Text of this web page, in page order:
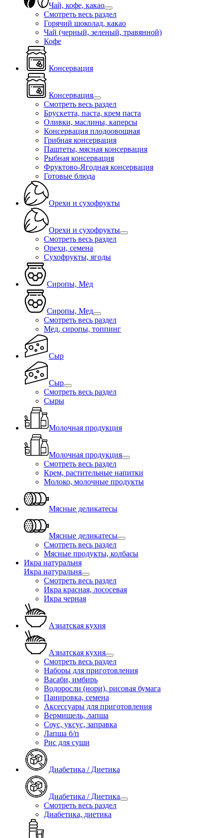
Чай, кофе, какао
Смотреть весь раздел
Горячий шоколад, какао
Чай (черный, зеленый, травянной)
Кофе
Консервация
Консервация
Смотреть весь раздел
Брускетта, паста, крем паста
Оливки, маслины, каперсы
Консервация плодоовощная
Грибная консервация
Паштеты, мясная консервация
Рыбная консервация
Фруктово-Ягодная консервация
Готовые блюда
Орехи и сухофрукты
Орехи и сухофрукты
Смотреть весь раздел
Орехи, семена
Сухофрукты, ягоды
Сиропы, Мед
Сиропы, Мед
Смотреть весь раздел
Мед, сиропы, топпинг
Сыр
Сыр
Смотреть весь раздел
Сыры
Молочная продукция
Молочная продукция
Смотреть весь раздел
Крем, растительные напитки
Молоко, молочные продукты
Мясные деликатесы
Мясные деликатесы
Смотреть весь раздел
Мясные продукты, колбасы
Икра натуральня
Икра натуральня
Смотреть весь раздел
Икра красная, лососевая
Икра черная
Азиатская кухня
Азиатская кухня
Смотреть весь раздел
Наборы для приготовления
Васаби, имбирь
Водоросли (нори), рисовая бумага
Панировка, семена
Аксессуары для приготовления
Вермишель, лапша
Соус, уксус, заправка
Лапша б/п
Рис для суши
Диабетика / Диетика
Диабетика / Диетика
Смотреть весь раздел
Диабетика, диетика